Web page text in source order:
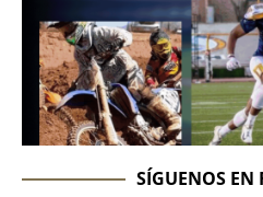
SÍGUENOS EN